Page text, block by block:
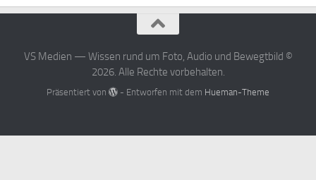
VS Medien — Wissen rund um Foto, Audio und Bewegtbild ©
2026. Alle Rechte vorbehalten.
Präsentiert von - Entworfen mit dem Hueman-Theme